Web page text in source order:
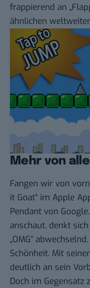
frappierend an
ähnlichen
Mehr von
Fangen wir von
it Goat“ im Apple
Pendant von
anschaut, denkt
„OMG“
Schönheit. Mit
deutlich an sein
Doch im Gegensatz